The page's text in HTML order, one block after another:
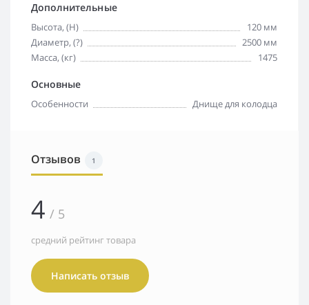
Дополнительные
Высота, (H)
120 мм
Диаметр, (?)
2500 мм
Масса, (кг)
1475
Основные
Особенности Днище для колодца
Отзывов 1
4 / 5
средний рейтинг товара
Написать отзыв